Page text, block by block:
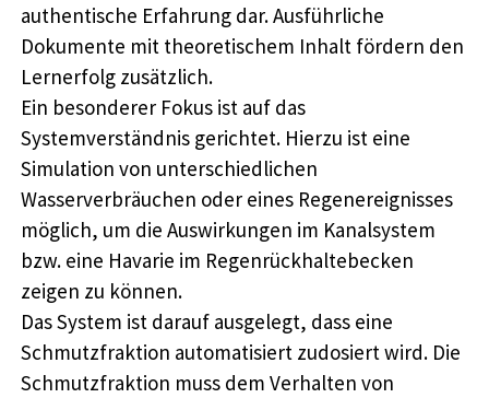
authentische Erfahrung dar. Ausführliche
Dokumente mit theoretischem Inhalt fördern den
Lernerfolg zusätzlich.
Ein besonderer Fokus ist auf das
Systemverständnis gerichtet. Hierzu ist eine
Simulation von unterschiedlichen
Wasserverbräuchen oder eines Regenereignisses
möglich, um die Auswirkungen im Kanalsystem
bzw. eine Havarie im Regenrückhaltebecken
zeigen zu können.
Das System ist darauf ausgelegt, dass eine
Schmutzfraktion automatisiert zudosiert wird. Die
Schmutzfraktion muss dem Verhalten von